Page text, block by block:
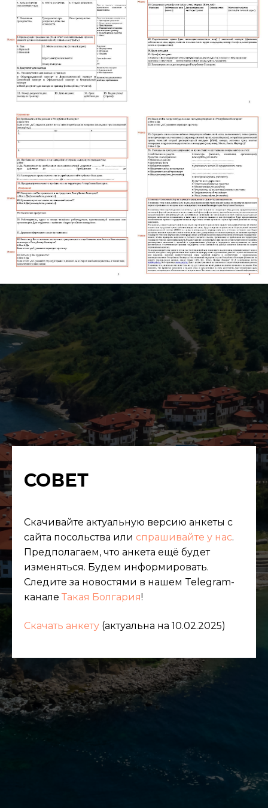
СОВЕТ
Скачивайте актуальную версию анкеты с
сайта посольства или спрашивайте у нас.
Предполагаем, что анкета ещё будет
изменяться. Будем информировать.
Следите за новостями в нашем Telegram-
канале Такая Болгария!
Скачать анкету (актуальна на 10.02.2025)